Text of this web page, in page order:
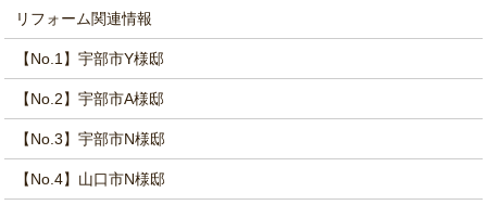
リフォーム関連情報
【No.1】宇部市Y様邸
【No.2】宇部市A様邸
【No.3】宇部市N様邸
【No.4】山口市N様邸